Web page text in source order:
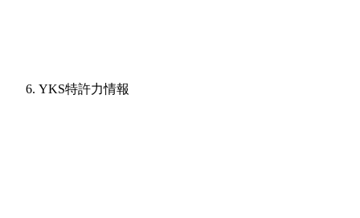
YKS特許力情報